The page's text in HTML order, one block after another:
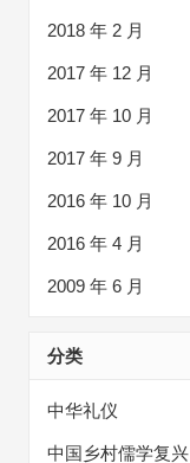
2018 年 2 月
2017 年 12 月
2017 年 10 月
2017 年 9 月
2016 年 10 月
2016 年 4 月
2009 年 6 月
分类
中华礼仪
中国乡村儒学复兴